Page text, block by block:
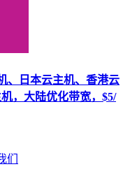
、日本云主机、香港云
，大陆优化带宽，$5/
们